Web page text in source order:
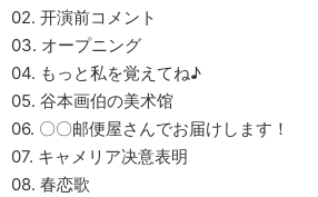
02. 开演前コメント
03. オープニング
04. もっと私を覚えてね♪
05. 谷本画伯の美术馆
06. 〇〇邮便屋さんでお届けします！
07. キャメリア决意表明
08. 春恋歌